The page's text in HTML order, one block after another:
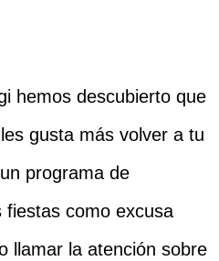
hemos descubierto que
gusta más volver a tu
programa de
fiestas como excusa
llamar la atención sobre